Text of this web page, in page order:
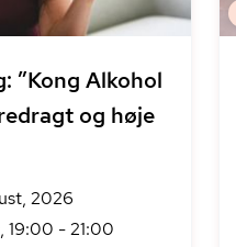
”Kong Alkohol
og høje
2026
19:00 - 21:00